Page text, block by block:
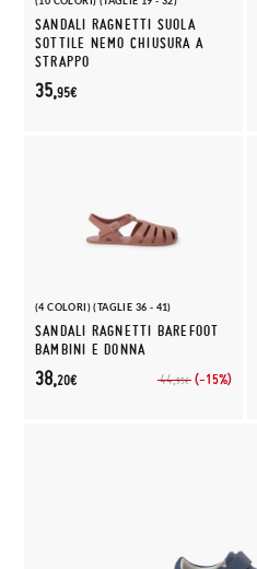
SANDALI RAGNETTI SUOLA
SOTTILE NEMO CHIUSURA A
STRAPPO
35,95€
(4 COLORI) (TAGLIE 36 - 41)
SANDALI RAGNETTI BAREFOOT
BAMBINI E DONNA
44,95€ (-15%)
38,20€